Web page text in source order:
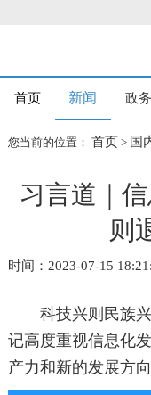
首页 新闻 政务
您当前的位置： 首页 > 国
习言道｜
则
时间：2023-07-15
科技兴则民族兴
记高度重视信息化
产力和新的发展方向